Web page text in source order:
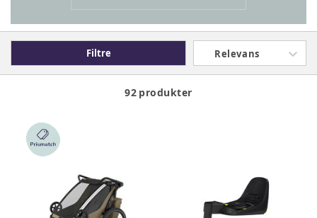
Filtre Relevans
92 produkter